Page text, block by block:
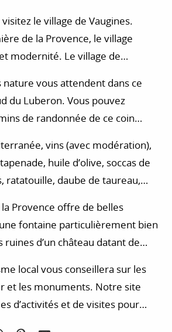
le village de Vaugines.
de la Provence, le village
modernité. Le village de
nature vous attendent dans ce
du Luberon. Vous pouvez
de randonnée de ce coin
sont variées : vol en parapente,
escalade, accrobranche, via
vins (avec modération),
huile d’olive, soccas de
ratatouille, daube de taureau,
de la région Provence-Alpes-
en effet aussi sur une cuisine
locaux sont l’occasion
expérience conviviale, tout en
du terroir à cuisiner ensuite
que vous partagerez avec
Provence offre de belles
fontaine particulièrement bien
ruines d’un château datant de
local vous conseillera sur les
et les monuments. Notre site
d’activités et de visites pour